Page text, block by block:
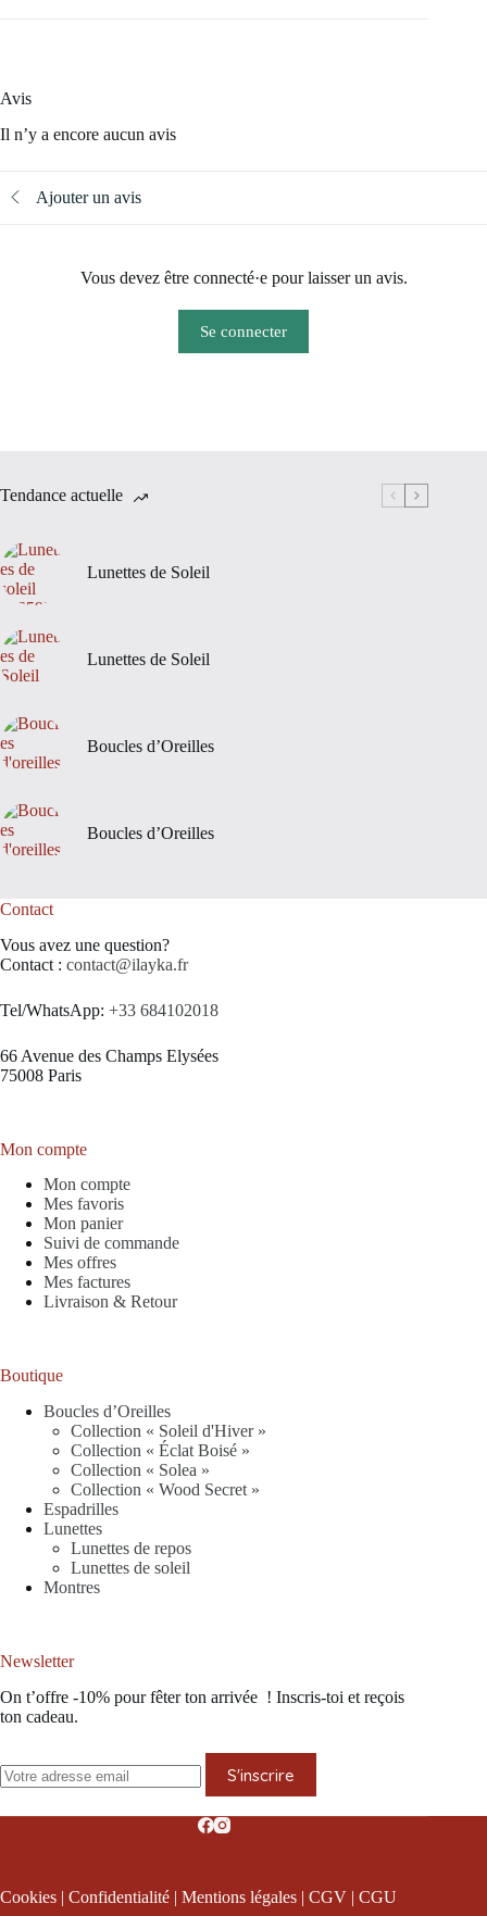
Avis
Il n’y a encore aucun avis
Ajouter un avis
Vous devez être connecté·e pour laisser un avis.
Se connecter
Tendance actuelle
Lunettes de Soleil
Lunettes de Soleil
Boucles d’Oreilles
Boucles d’Oreilles
Contact
Vous avez une question?
Contact : contact@ilayka.fr
Tel/WhatsApp: +33 684102018
66 Avenue des Champs Elysées
75008 Paris
Mon compte
Mon compte
Mes favoris
Mon panier
Suivi de commande
Mes offres
Mes factures
Livraison & Retour
Boutique
Boucles d’Oreilles
Collection « Soleil d'Hiver »
Collection « Éclat Boisé »
Collection « Solea »
Collection « Wood Secret »
Espadrilles
Lunettes
Lunettes de repos
Lunettes de soleil
Montres
Newsletter
On t’offre -10% pour fêter ton arrivée ! Inscris-toi et reçois
ton cadeau.
S'inscrire
Cookies | Confidentialité | Mentions légales | CGV | CGU